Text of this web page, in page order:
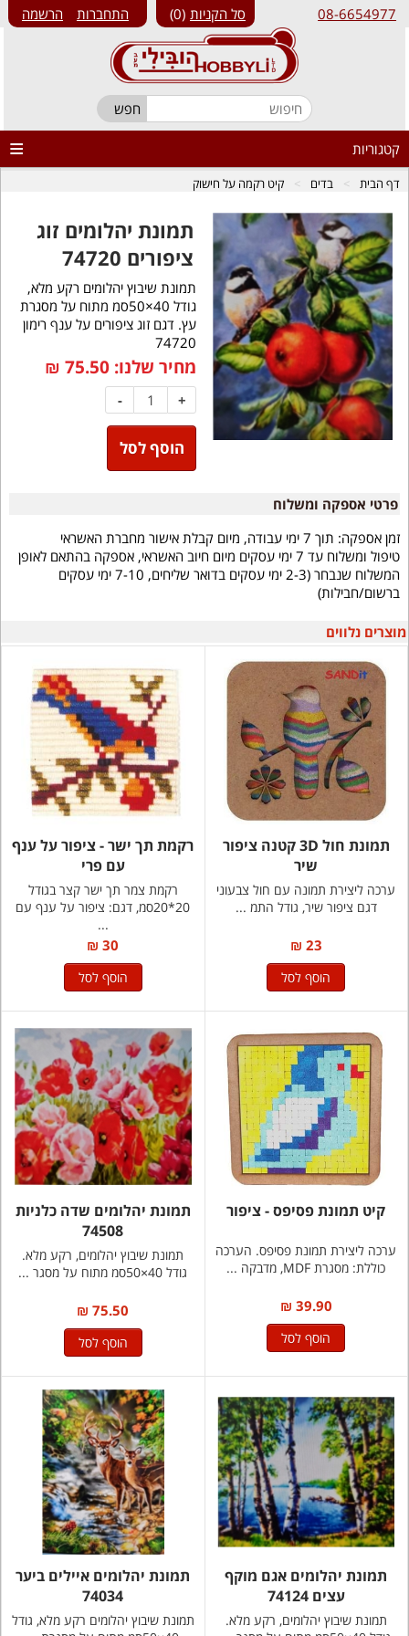
התחברות הרשמה סל הקניות 0 08-6654977
קטגוריות
דף הבית בדים קיט רקמה על חישוק
תמונת יהלומים זוג
ציפורים 74720
תמונת שיבוץ יהלומים רקע מלא,
גודל 40×50סמ מתוח על מסגרת
עץ. דגם זוג ציפורים על ענף רימון
74720
מחיר שלנו: 75.50
₪
+
-
הוסף לסל
פרטי אספקה ומשלוח
זמן אספקה: תוך 7 ימי עבודה, מיום קבלת אישור מחברת האשראי
טיפול ומשלוח עד 7 ימי עסקים מיום חיוב האשראי, אספקה בהתאם לאופן
המשלוח שנבחר (2-3 ימי עסקים בדואר שליחים, 7-10 ימי עסקים
ברשום/חבילות)
מוצרים נלווים
תמונת חול 3D קטנה ציפור
שיר
ערכה ליצירת תמונה עם חול צבעוני
דגם ציפור שיר, גודל התמ ...
23 ₪
הוסף לסל
רקמת תך ישר - ציפור על ענף
עם פרי
רקמת צמר תך ישר קצר בגודל
20*20סמ, דגם: ציפור על ענף עם
...
30 ₪
הוסף לסל
קיט תמונת פסיפס - ציפור
ערכה ליצירת תמונת פסיפס. הערכה
כוללת: מסגרת MDF, מדבקה ...
39.90 ₪
הוסף לסל
תמונת יהלומים שדה כלניות
74508
תמונת שיבוץ יהלומים, רקע מלא.
גודל 40×50סמ מתוח על מסגר ...
75.50 ₪
הוסף לסל
תמונת יהלומים אגם מוקף
עצים 74124
תמונת שיבוץ יהלומים, רקע מלא.
תמונת יהלומים איילים ביער
74034
תמונת שיבוץ יהלומים רקע מלא, גודל